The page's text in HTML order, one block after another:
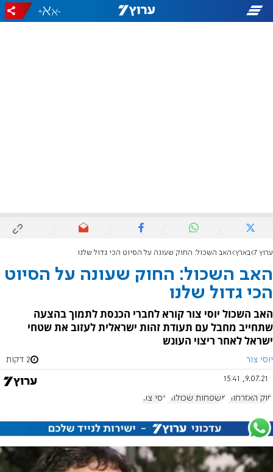
-
+
ערוץ 7 בארץ האב השכול: החוק שעונה על הסיוט הכי גדול שלנו
האב השכול: החוק שעונה על הסיוט
הכי גדול שלנו
האב השכול יוסי צור קורא לחברי הכנסת לתמוך בהצעה
שתחייב מחבל עם תעודת זהות ישראלית לעזוב את שטחי
ישראל לאחר ריצוי העונש
יוסי צור 2 דקות
9.07.21, 15:41
חוק האזרחות משפחות שכולות יוסי צור